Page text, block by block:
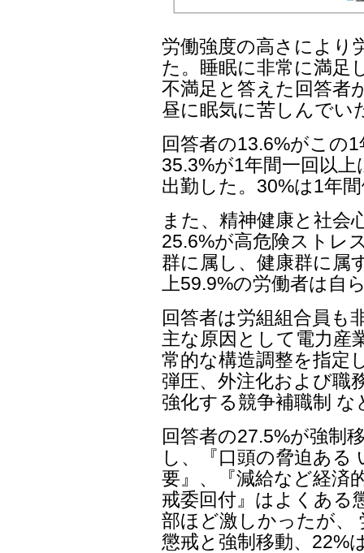
労働強度の高さにより
た。睡眠に非常に満足
不満足と答えた回答者
昼に眠気に苦しんでい
回答者の13.6%がこの
35.3%が1年間一回以
出勤した。30%は1年
また、精神健康と社会
25.6%が高危険ストレ
群に属し、健康群に属
上59.9%の労働者は自
回答者は労組組合員も
主な原因として電力産
常的な構造調整を指定
弾圧、外注化および職
強化する競争補職制
回答者の27.5%が強制
し、『口頭の脅迫ある
要』、『減給など経済
戒委回付』はよくある
部ほど激しかったが、
懲戒と強制移動、22%